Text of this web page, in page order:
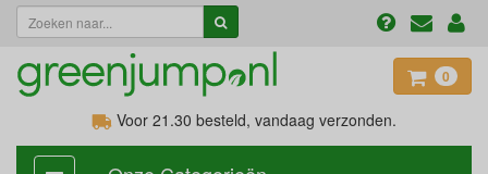
0
Voor 21.30 besteld, vandaag verzonden.